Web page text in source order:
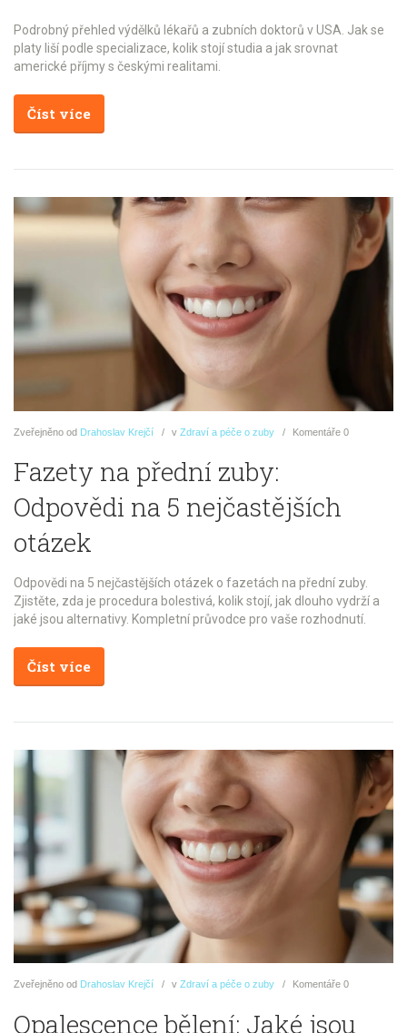
Podrobný přehled výdělků lékařů a zubních doktorů v USA. Jak se
platy liší podle specializace, kolik stojí studia a jak srovnat
americké příjmy s českými realitami.
Číst více
Zveřejněno od Drahoslav Krejčí v Zdraví a péče o zuby Komentáře 0
Fazety na přední zuby:
Odpovědi na 5 nejčastějších
otázek
Odpovědi na 5 nejčastějších otázek o fazetách na přední zuby.
Zjistěte, zda je procedura bolestivá, kolik stojí, jak dlouho vydrží a
jaké jsou alternativy. Kompletní průvodce pro vaše rozhodnutí.
Číst více
Zveřejněno od Drahoslav Krejčí v Zdraví a péče o zuby Komentáře 0
Opalescence bělení: Jaké jsou